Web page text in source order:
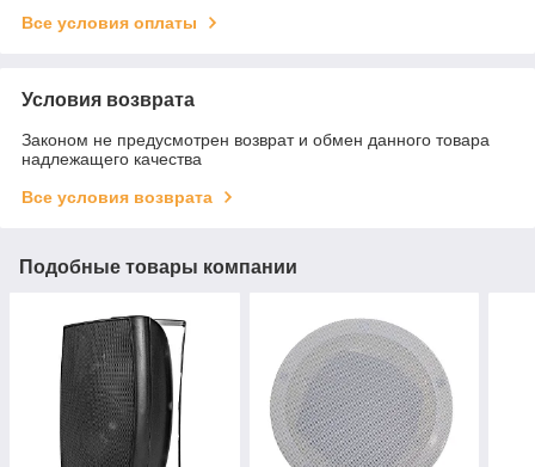
Все условия оплаты
Условия возврата
Законом не предусмотрен возврат и обмен данного товара
надлежащего качества
Все условия возврата
Подобные товары компании